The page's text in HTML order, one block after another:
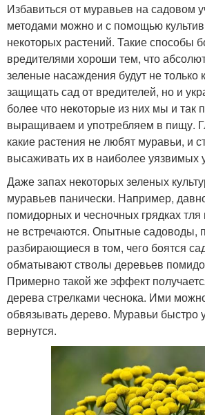
Избавиться от муравьев на садовом
методами можно и с помощью
некоторых растений. Такие способы
вредителями хороши тем, что
зеленые насаждения будут не только
защищать сад от вредителей, но и
более что некоторые из них мы и так
выращиваем и употребляем в пищу.
какие растения не любят муравьи, и
высаживать их в наиболее уязвимых
Даже запах некоторых зеленых
муравьев панически. Например,
помидорных и чесночных грядках тля
не встречаются. Опытные садоводы,
разбирающиеся в том, чего боятся
обматывают стволы деревьев
Примерно такой же эффект
дерева стрелками чеснока. Ими
обвязывать дерево. Муравьи быстро
вернутся.